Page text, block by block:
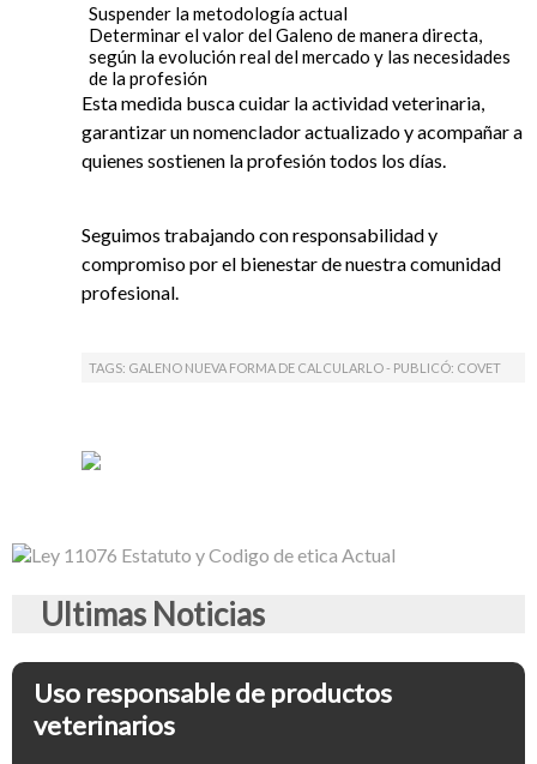
Suspender la metodología actual
Determinar el valor del Galeno de manera directa,
según la evolución real del mercado y las necesidades
de la profesión
Esta medida busca cuidar la actividad veterinaria,
garantizar un nomenclador actualizado y acompañar a
quienes sostienen la profesión todos los días.
Seguimos trabajando con responsabilidad y
compromiso por el bienestar de nuestra comunidad
profesional.
TAGS: GALENO NUEVA FORMA DE CALCULARLO - PUBLICÓ: COVET
Ultimas Noticias
Uso responsable de productos
veterinarios